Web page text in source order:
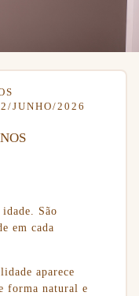
JUNHO/2026
idade. São
em cada
aparece
forma natural e